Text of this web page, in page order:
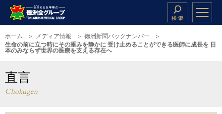
ホーム メディア情報
徳洲新聞バックナンバー
生命の前に立つ時にその重みを静かに 受け止めることができる医師に成長を 日
本のみならず世界の医療を支える存在へ
直言
Chokugen